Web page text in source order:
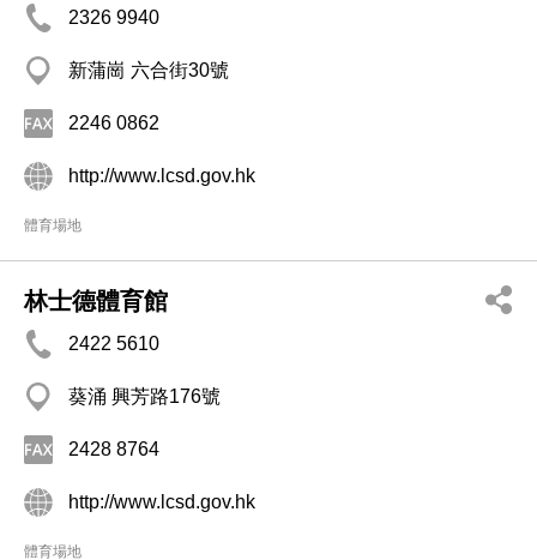
2326 9940
新蒲崗 六合街30號
2246 0862
http://www.lcsd.gov.hk
體育場地
林士德體育館
2422 5610
葵涌 興芳路176號
2428 8764
http://www.lcsd.gov.hk
體育場地